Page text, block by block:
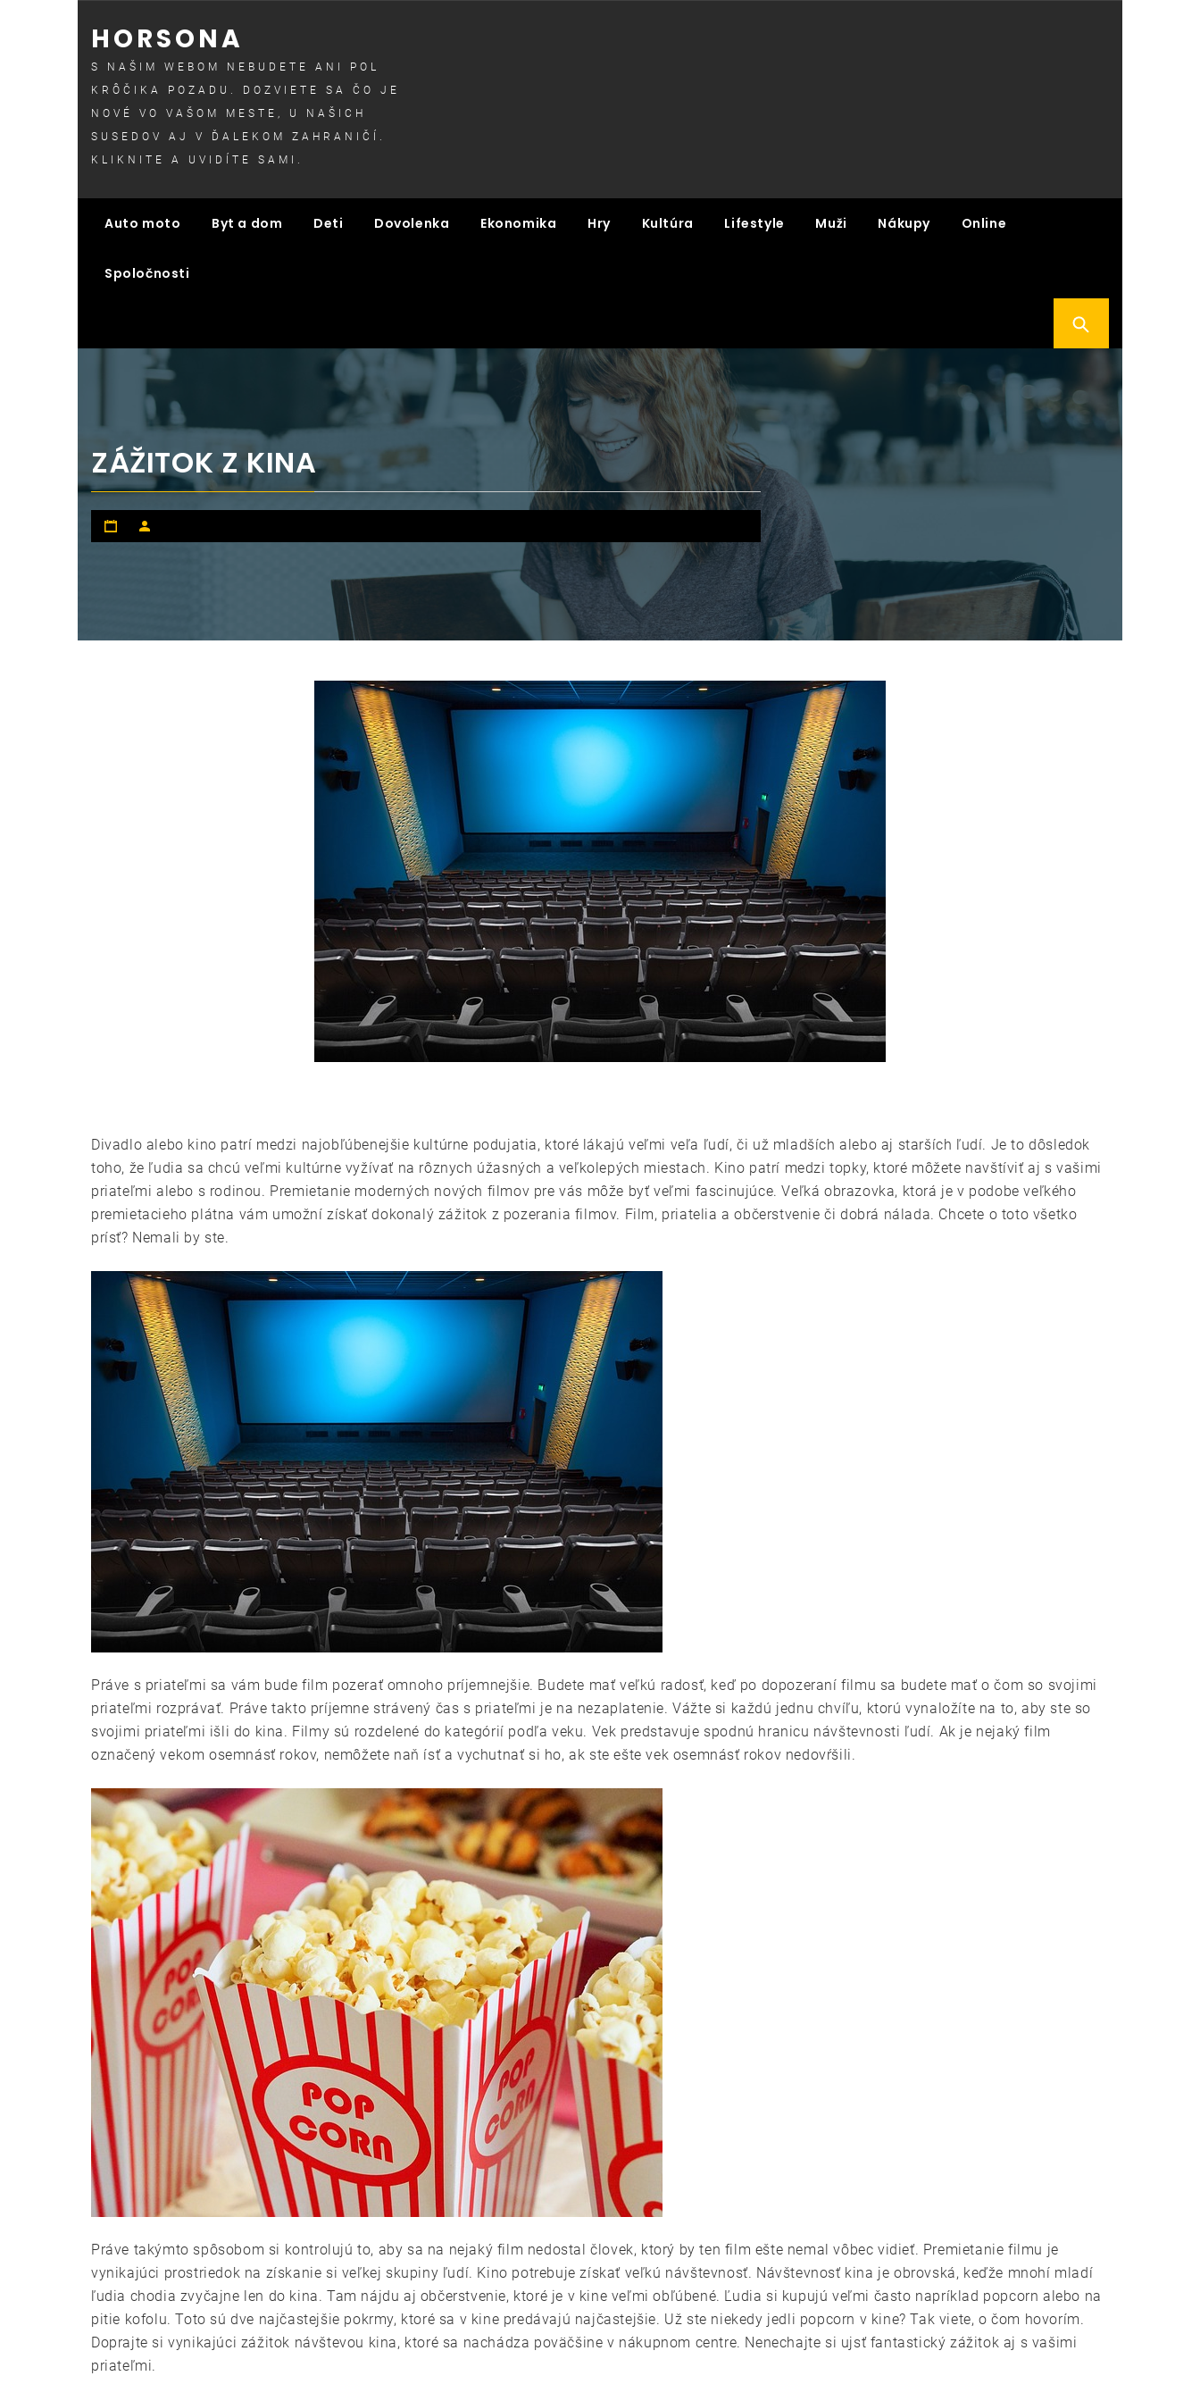
HORSONA
S NAŠIM WEBOM NEBUDETE ANI POL
KRÔČIKA POZADU. DOZVIETE SA ČO JE
NOVÉ VO VAŠOM MESTE, U NAŠICH
SUSEDOV AJ V ĎALEKOM ZAHRANIČÍ.
KLIKNITE A UVIDÍTE SAMI.
Auto moto Byt a dom Deti Dovolenka Ekonomika Hry Kultúra Lifestyle Muži Nákupy Online
Spoločnosti
ZÁŽITOK Z KINA
Divadlo alebo kino patrí medzi najobľúbenejšie kultúrne podujatia, ktoré lákajú veľmi veľa ľudí, či už mladších alebo aj starších ľudí. Je to dôsledok
toho, že ľudia sa chcú veľmi kultúrne vyžívať na rôznych úžasných a veľkolepých miestach. Kino patrí medzi topky, ktoré môžete navštíviť aj s vašimi
priateľmi alebo s rodinou. Premietanie moderných nových filmov pre vás môže byť veľmi fascinujúce. Veľká obrazovka, ktorá je v podobe veľkého
premietacieho plátna vám umožní získať dokonalý zážitok z pozerania filmov. Film, priatelia a občerstvenie či dobrá nálada. Chcete o toto všetko
prísť? Nemali by ste.
Práve s priateľmi sa vám bude film pozerať omnoho príjemnejšie. Budete mať veľkú radosť, keď po dopozeraní filmu sa budete mať o čom so svojimi
priateľmi rozprávať. Práve takto príjemne strávený čas s priateľmi je na nezaplatenie. Vážte si každú jednu chvíľu, ktorú vynaložíte na to, aby ste so
svojimi priateľmi išli do kina. Filmy sú rozdelené do kategórií podľa veku. Vek predstavuje spodnú hranicu návštevnosti ľudí. Ak je nejaký film
označený vekom osemnásť rokov, nemôžete naň ísť a vychutnať si ho, ak ste ešte vek osemnásť rokov nedovŕšili.
Práve takýmto spôsobom si kontrolujú to, aby sa na nejaký film nedostal človek, ktorý by ten film ešte nemal vôbec vidieť. Premietanie filmu je
vynikajúci prostriedok na získanie si veľkej skupiny ľudí. Kino potrebuje získať veľkú návštevnosť. Návštevnosť kina je obrovská, keďže mnohí mladí
ľudia chodia zvyčajne len do kina. Tam nájdu aj občerstvenie, ktoré je v kine veľmi obľúbené. Ľudia si kupujú veľmi často napríklad popcorn alebo na
pitie kofolu. Toto sú dve najčastejšie pokrmy, ktoré sa v kine predávajú najčastejšie. Už ste niekedy jedli popcorn v kine? Tak viete, o čom hovorím.
Doprajte si vynikajúci zážitok návštevou kina, ktoré sa nachádza poväčšine v nákupnom centre. Nenechajte si ujsť fantastický zážitok aj s vašimi
priateľmi.